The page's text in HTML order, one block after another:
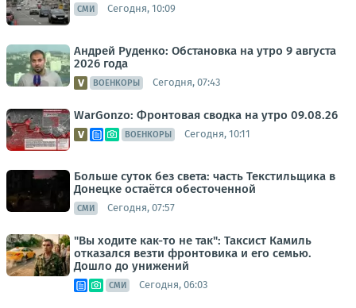
СМИ Сегодня, 10:09
Андрей Руденко: Обстановка на утро 9 августа
2026 года
ВОЕНКОРЫ Сегодня, 07:43
WarGonzo: Фронтовая сводка на утро 09.08.26
ВОЕНКОРЫ Сегодня, 10:11
Больше суток без света: часть Текстильщика в
Донецке остаётся обесточенной
СМИ Сегодня, 07:57
"Вы ходите как-то не так": Таксист Камиль
отказался везти фронтовика и его семью.
Дошло до унижений
СМИ Сегодня, 06:03